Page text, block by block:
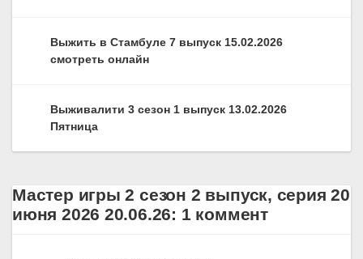
Выжить в Стамбуле 7 выпуск 15.02.2026
смотреть онлайн
Выживалити 3 сезон 1 выпуск 13.02.2026
Пятница
Мастер игры 2 сезон 2 выпуск, серия 20
июня 2026 20.06.26: 1 коммент